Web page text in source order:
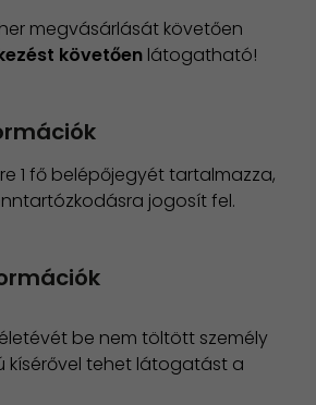
megvásárlását követően
követően látogatható!
1 fő belépőjegyét tartalmazza,
jogosít fel.
életévét be nem töltött személy
kísérővel tehet látogatást a